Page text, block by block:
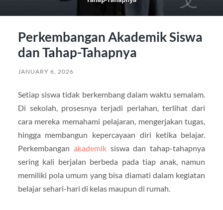
Perkembangan Akademik Siswa
dan Tahap-Tahapnya
JANUARY 6, 2026
Setiap siswa tidak berkembang dalam waktu semalam.
Di sekolah, prosesnya terjadi perlahan, terlihat dari
cara mereka memahami pelajaran, mengerjakan tugas,
hingga membangun kepercayaan diri ketika belajar.
Perkembangan akademiksiswa dan tahap-tahapnya
sering kali berjalan berbeda pada tiap anak, namun
memiliki pola umum yang bisa diamati dalam kegiatan
belajar sehari-hari di kelas maupun di rumah.